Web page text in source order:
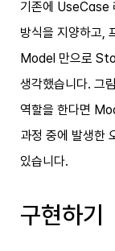
기존에 UseCase
방식을 지양하고,
Model 만으로
생각했습니다. 그
역할을 한다면
과정 중에 발생한
있습니다.
구현하기